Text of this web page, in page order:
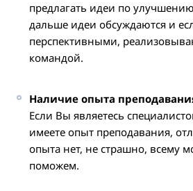
предлагать идеи по улучшению
дальше идеи обсуждаются и
перспективными,
командой.
Наличие опыта
Если Вы являетесь
имеете опыт преподавания,
опыта нет, не страшно, всему
поможем.